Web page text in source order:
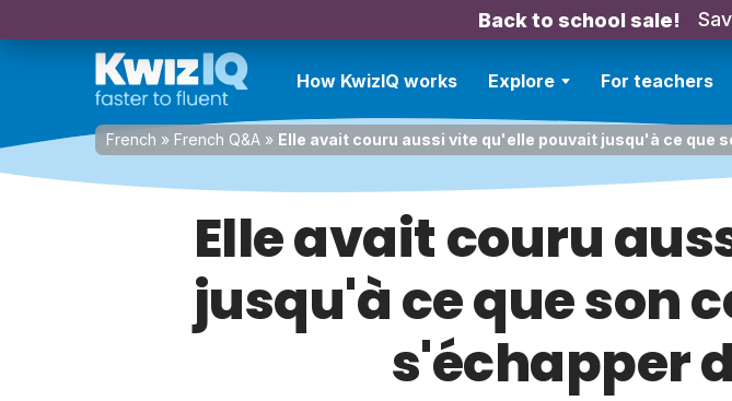
Back to school sale!
How KwizIQ works Explore For teachers
French » French Q&A » Elle avait couru aussi vite qu'elle pouvait jusqu'à ce que
Elle avait couru
jusqu'à ce que son
s'échapper